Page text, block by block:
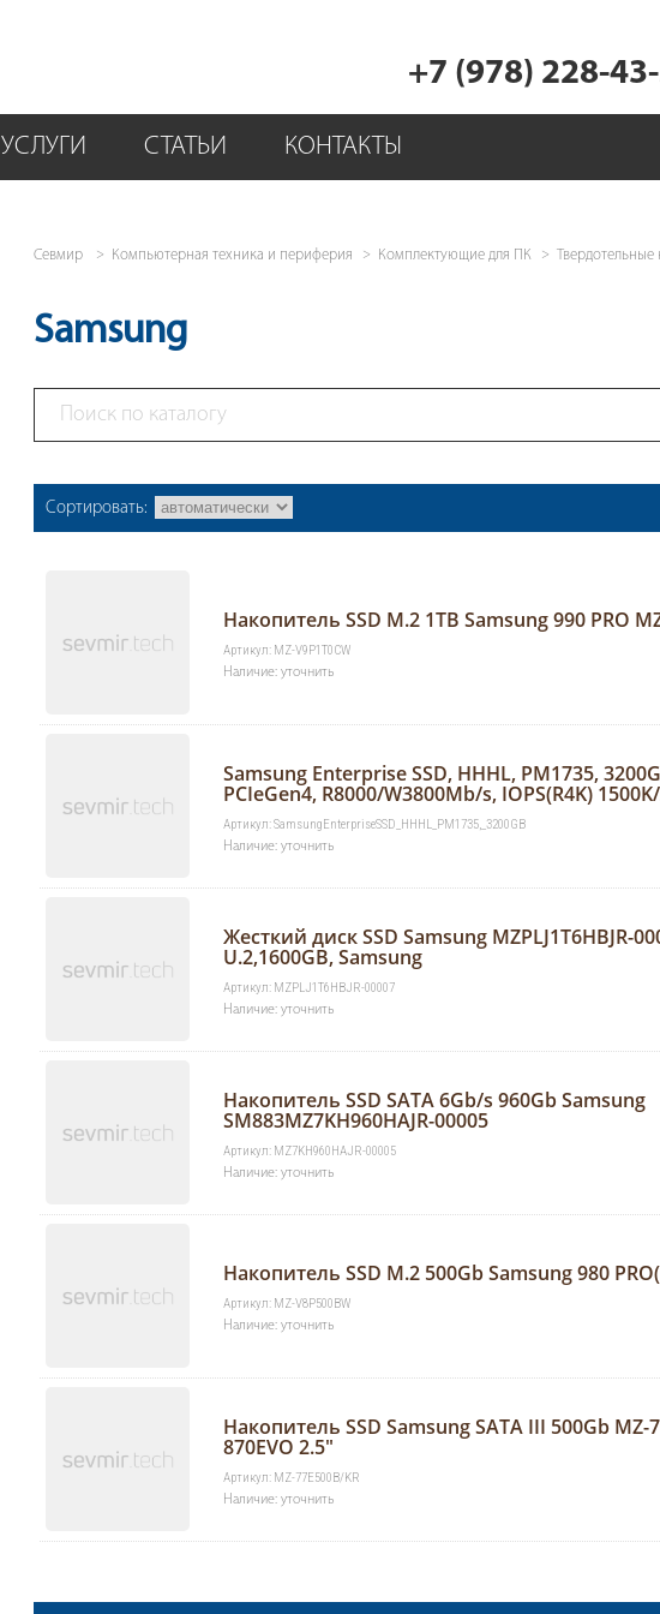
+7 (978) 228-
УСЛУГИ СТАТЬИ КОНТАКТЫ
Севмир Компьютерная техника и периферия Комплектующие для ПК Твердотельные
Samsung
Сортировать:
Накопитель SSD M.2 1TB Samsung 990 PRO
Артикул: MZ-V9P1T0CW
Наличие: уточнить
Samsung Enterprise SSD, HHHL, PM1735,
PCIeGen4, R8000/W3800Mb/s, IOPS(R4K)
Артикул: SamsungEnterpriseSSD_HHHL_PM1735,_3200GB
Наличие: уточнить
Жесткий диск SSD Samsung MZPLJ1T6HBJR-
U.2,1600GB, Samsung
Артикул: MZPLJ1T6HBJR-00007
Наличие: уточнить
Накопитель SSD SATA 6Gb/s 960Gb Samsung
SM883MZ7KH960HAJR-00005
Артикул: MZ7KH960HAJR-00005
Наличие: уточнить
Накопитель SSD M.2 500Gb Samsung 980
Артикул: MZ-V8P500BW
Наличие: уточнить
Накопитель SSD Samsung SATA III 500Gb MZ-
870EVO 2.5"
Артикул: MZ-77E500B/KR
Наличие: уточнить